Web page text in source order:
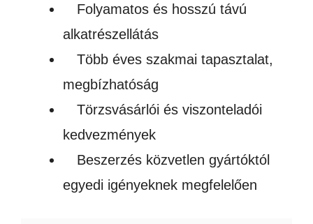
Folyamatos és hosszú távú
alkatrészellátás
Több éves szakmai tapasztalat,
megbízhatóság
Törzsvásárlói és viszonteladói
kedvezmények
Beszerzés közvetlen gyártóktól
egyedi igényeknek megfelelően